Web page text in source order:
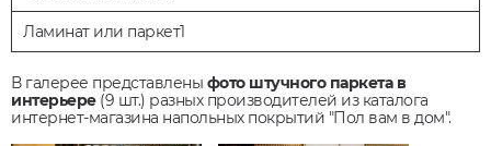
Ламинат или паркет1
В галерее представлены фото штучного паркета в
интерьере(9 шт.) разных производителей из каталога
интернет-магазина напольных покрытий "Пол вам в дом".